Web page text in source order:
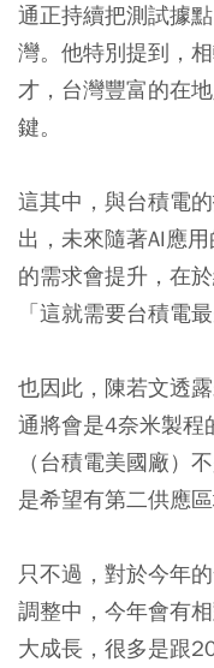
通正持續把測試據
灣。他特別提到，
才，台灣豐富的在
鍵。
這其中，與台積電
出，未來隨著AI應
的需求會提升，在
「這就需要台積電
也因此，陳若文透
通將會是4奈米製程
（台積電美國廠）
是希望有第二供應區
只不過，對於今年
調整中，今年會有
大成長，很多是跟